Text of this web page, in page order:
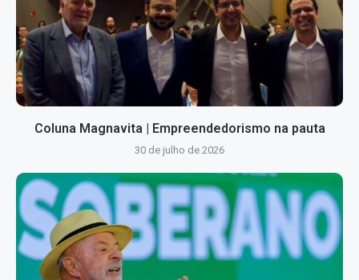
Coluna Magnavita | Empreendedorismo na pauta
30 de julho de 2026